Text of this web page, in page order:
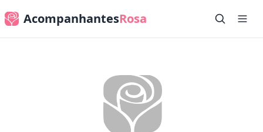
AcompanhantesRosa